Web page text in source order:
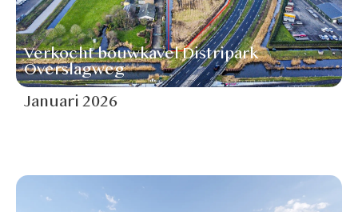
Verkocht bouwkavel Distripark
Overslagweg
Januari 2026